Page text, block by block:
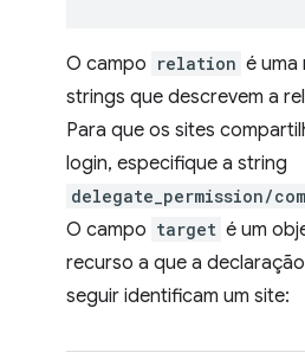
O campo relation é uma
strings que descrevem a
Para que os sites
login, especifique a string
delegate_permission/
O campo target é um
recurso a que a
seguir identificam um site: